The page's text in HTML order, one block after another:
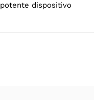
dispositivo